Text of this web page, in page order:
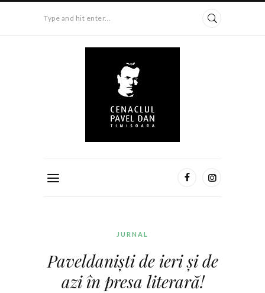
Type and hit enter...
JURNAL
Paveldaniști de ieri și de
azi în presa literară!